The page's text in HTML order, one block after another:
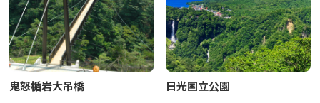
鬼怒楯岩大吊橋 日光国立公園